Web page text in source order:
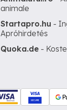
animale
Startapro.hu -
Apróhirdetés
Quoka.de -